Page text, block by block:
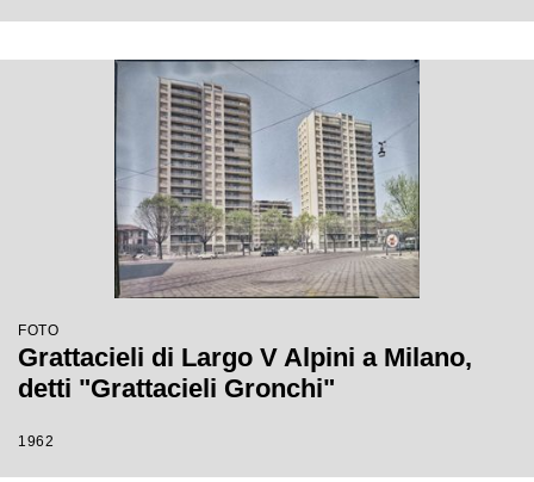
FOTO
Grattacieli di Largo V Alpini a Milano,
detti "Grattacieli Gronchi"
1962